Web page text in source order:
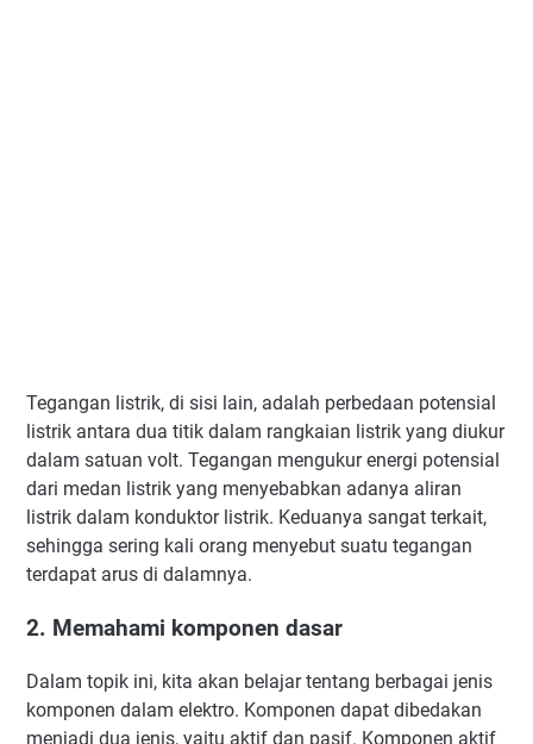
Tegangan listrik, di sisi lain, adalah perbedaan potensial
listrik antara dua titik dalam rangkaian listrik yang diukur
dalam satuan volt. Tegangan mengukur energi potensial
dari medan listrik yang menyebabkan adanya aliran
listrik dalam konduktor listrik. Keduanya sangat terkait,
sehingga sering kali orang menyebut suatu tegangan
terdapat arus di dalamnya.
2. Memahami komponen dasar
Dalam topik ini, kita akan belajar tentang berbagai jenis
komponen dalam elektro. Komponen dapat dibedakan
menjadi dua jenis, yaitu aktif dan pasif. Komponen aktif